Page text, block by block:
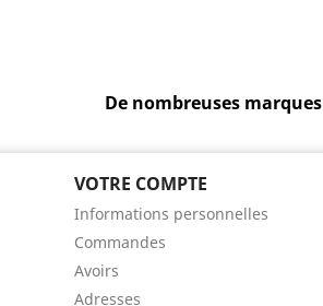
De nombreuses marques
VOTRE COMPTE
Informations personnelles
Commandes
Avoirs
Adresses